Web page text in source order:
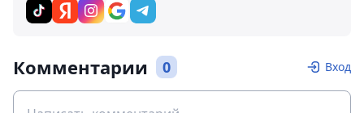
Комментарии 0 Вход